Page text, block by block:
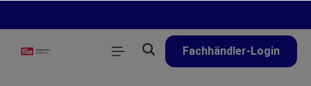
Fachhändler-Login